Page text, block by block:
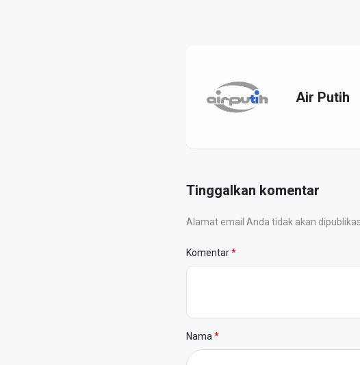
Air Putih
Tinggalkan komentar
Alamat email Anda tidak akan
Komentar
Nama